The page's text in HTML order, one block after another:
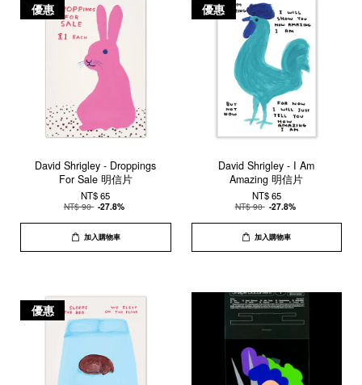
優惠
David Shrigley - Droppings
For Sale 明信片
NT$ 65
NT$ 90 -27.8%
加入購物車
優惠
David Shrigley - I Am
Amazing 明信片
NT$ 65
NT$ 90 -27.8%
加入購物車
優惠